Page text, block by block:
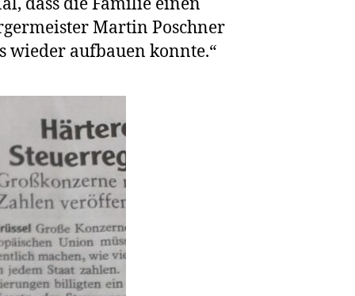
Martin Poschner
wieder aufbauen konnte.“